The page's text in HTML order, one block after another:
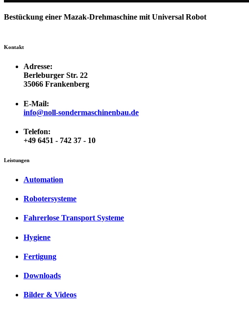
Bestückung einer Mazak-Drehmaschine mit Universal Robot
Kontakt
Adresse:
Berleburger Str. 22
35066 Frankenberg
E-Mail:
info@noll-sondermaschinenbau.de
Telefon:
+49 6451 - 742 37 - 10
Leistungen
Automation
Robotersysteme
Fahrerlose Transport Systeme
Hygiene
Fertigung
Downloads
Bilder & Videos